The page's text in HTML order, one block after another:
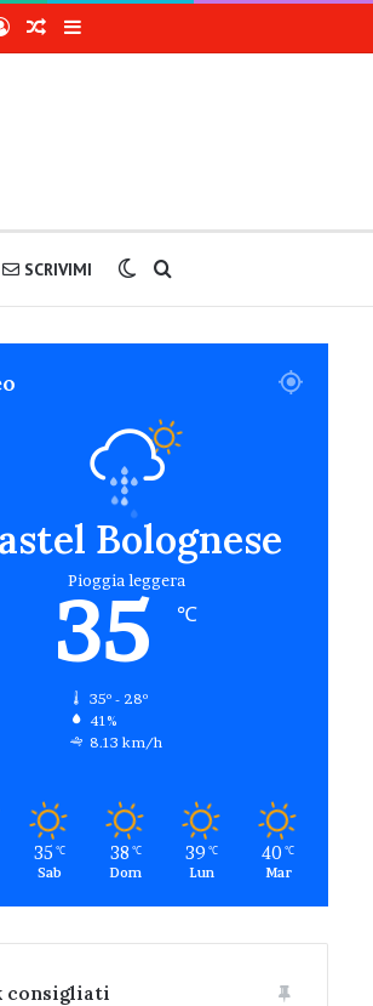
AccediArticoli a sorpresa
Barra laterale
SCRIVIMI Cambia aspetto
Bolognese
Pioggia leggera
35 ℃
35º - 28º
41%
8.13 km/h
35 ℃
Sab
38 ℃
Dom
39 ℃
Lun
40 ℃
Mar
consigliati